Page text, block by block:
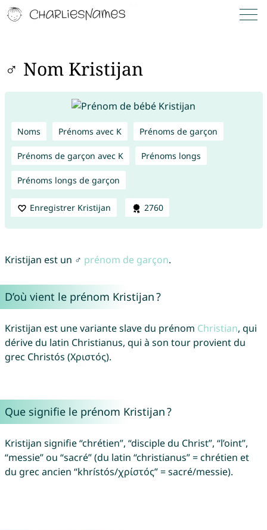
♂ Nom Kristijan
Noms Prénoms avec K Prénoms de garçon
Prénoms de garçon avec K Prénoms longs
Prénoms longs de garçon
Enregistrer Kristijan 2760
Kristijan est un ♂ prénom de garçon.
D’où vient le prénom Kristijan ?
Kristijan est une variante slave du prénom Christian, qui
dérive du latin Christianus, qui à son tour provient du
grec Christós (Χριστός).
Que signifie le prénom Kristijan ?
Kristijan signifie “chrétien”, “disciple du Christ”, “l’oint”,
“messie” ou “sacré” (du latin “christianus” = chrétien et
du grec ancien “khrístós/χρίστός” = sacré/messie).